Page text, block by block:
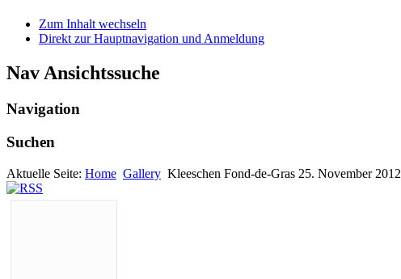
Zum Inhalt wechseln
Direkt zur Hauptnavigation und Anmeldung
Nav Ansichtssuche
Navigation
Suchen
Aktuelle Seite: Home Gallery Kleeschen Fond-de-Gras 25. November 2012